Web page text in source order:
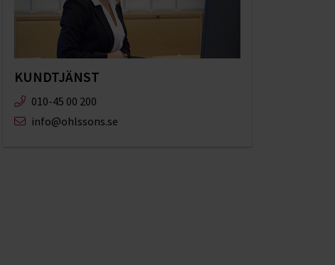
KUNDTJÄNST
010-45 00 200​
info@ohlssons.se